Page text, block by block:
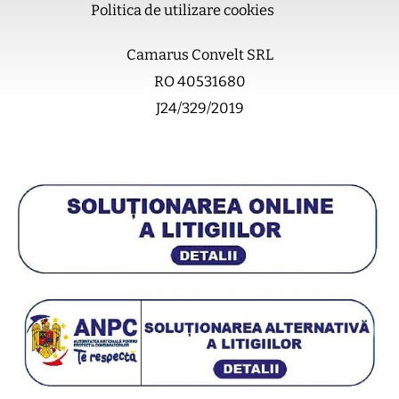
Politica de utilizare cookies
Camarus Convelt SRL
RO 40531680
J24/329/2019